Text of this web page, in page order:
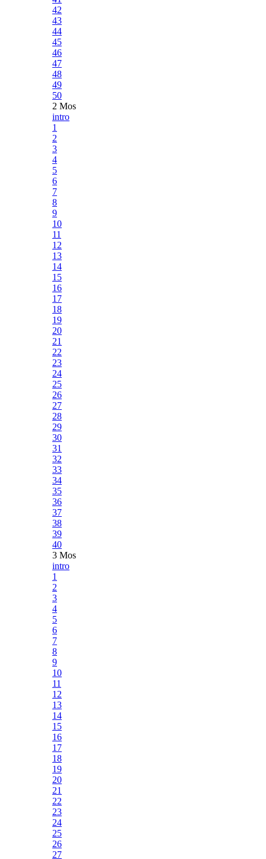
42
43
44
45
46
47
48
49
50
2 Mos
intro
1
2
3
4
5
6
7
8
9
10
11
12
13
14
15
16
17
18
19
20
21
22
23
24
25
26
27
28
29
30
31
32
33
34
35
36
37
38
39
40
3 Mos
intro
1
2
3
4
5
6
7
8
9
10
11
12
13
14
15
16
17
18
19
20
21
22
23
24
25
26
27